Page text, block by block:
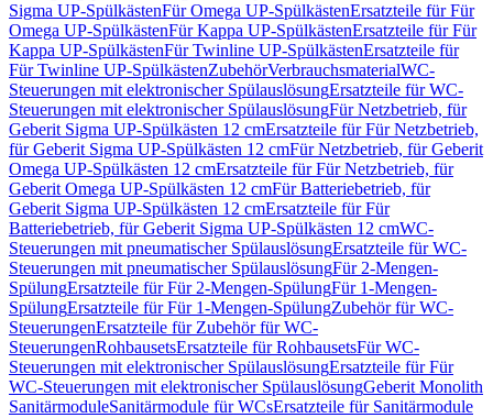
Sigma UP-SpülkästenFür Omega UP-SpülkästenErsatzteile für Für
Omega UP-SpülkästenFür Kappa UP-SpülkästenErsatzteile für Für
Kappa UP-SpülkästenFür Twinline UP-SpülkästenErsatzteile für
Für Twinline UP-SpülkästenZubehörVerbrauchsmaterialWC-
Steuerungen mit elektronischer SpülauslösungErsatzteile für WC-
Steuerungen mit elektronischer SpülauslösungFür Netzbetrieb, für
Geberit Sigma UP-Spülkästen 12 cmErsatzteile für Für Netzbetrieb,
für Geberit Sigma UP-Spülkästen 12 cmFür Netzbetrieb, für Geberit
Omega UP-Spülkästen 12 cmErsatzteile für Für Netzbetrieb, für
Geberit Omega UP-Spülkästen 12 cmFür Batteriebetrieb, für
Geberit Sigma UP-Spülkästen 12 cmErsatzteile für Für
Batteriebetrieb, für Geberit Sigma UP-Spülkästen 12 cmWC-
Steuerungen mit pneumatischer SpülauslösungErsatzteile für WC-
Steuerungen mit pneumatischer SpülauslösungFür 2-Mengen-
SpülungErsatzteile für Für 2-Mengen-SpülungFür 1-Mengen-
SpülungErsatzteile für Für 1-Mengen-SpülungZubehör für WC-
SteuerungenErsatzteile für Zubehör für WC-
SteuerungenRohbausetsErsatzteile für RohbausetsFür WC-
Steuerungen mit elektronischer SpülauslösungErsatzteile für Für
WC-Steuerungen mit elektronischer SpülauslösungGeberit Monolith
SanitärmoduleSanitärmodule für WCsErsatzteile für Sanitärmodule